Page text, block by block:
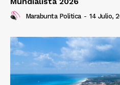
Marabunta Politica - 14 Julio,